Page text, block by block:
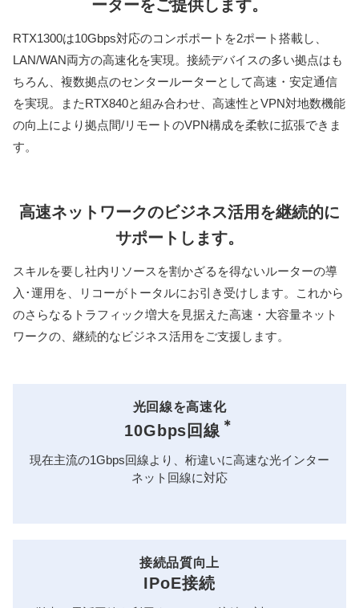
ーターをご提供します。
RTX1300は10Gbps対応のコンボポートを2ポート搭載し、
LAN/WAN両方の高速化を実現。接続デバイスの多い拠点はも
ちろん、複数拠点のセンタールーターとして高速・安定通信
を実現。またRTX840と組み合わせ、高速性とVPN対地数機能
の向上により拠点間/リモートのVPN構成を柔軟に拡張できま
す。
⾼速ネットワークのビジネス活⽤を継続的に
サポートします。
スキルを要し社内リソースを割かざるを得ないルーターの導
入･運用を、リコーがトータルにお引き受けします。これから
のさらなるトラフィック増大を見据えた高速・大容量ネット
ワークの、継続的なビジネス活用をご支援します。
光回線を高速化
10Gbps回線 ＊
現在主流の1Gbps回線より、桁違いに高速な光インター
ネット回線に対応
接続品質向上
IPoE接続